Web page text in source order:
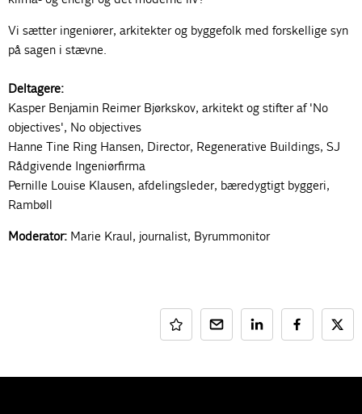
Vi sætter ingeniører, arkitekter og byggefolk med forskellige syn
på sagen i stævne.
Deltagere:
Kasper Benjamin Reimer Bjørkskov, arkitekt og stifter af 'No
objectives', No objectives
Hanne Tine Ring Hansen, Director, Regenerative Buildings, SJ
Rådgivende Ingeniørfirma
Pernille Louise Klausen, afdelingsleder, bæredygtigt byggeri,
Rambøll
Moderator: Marie Kraul, journalist, Byrummonitor